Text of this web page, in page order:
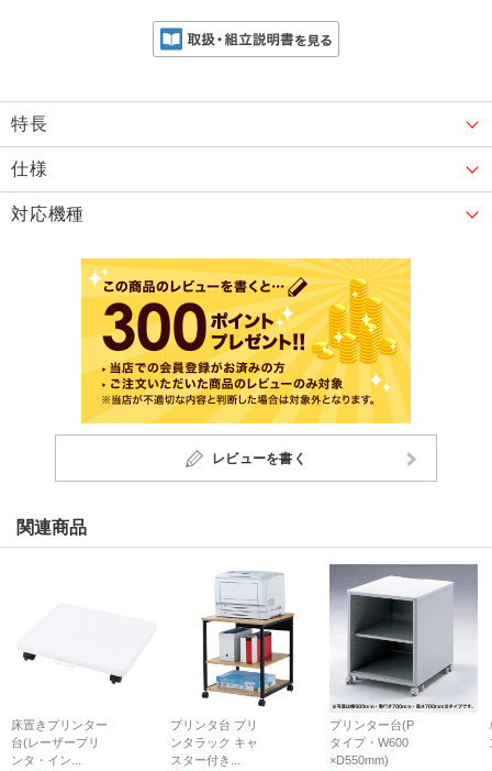
特長
仕様
対応機種
レビューを書く
関連商品
床置きプリンター
台(レーザープリ
ンタ・イン...
プリンタ台 プリ
ンタラック キャ
スター付き...
プリンター台(P
タイプ・W600
×D550mm)